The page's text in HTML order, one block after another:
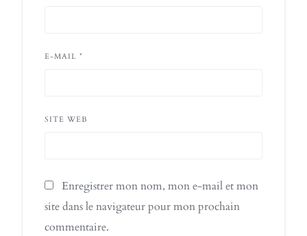
E-MAIL *
SITE WEB
Enregistrer mon nom, mon e-mail et mon
site dans le navigateur pour mon prochain
commentaire.